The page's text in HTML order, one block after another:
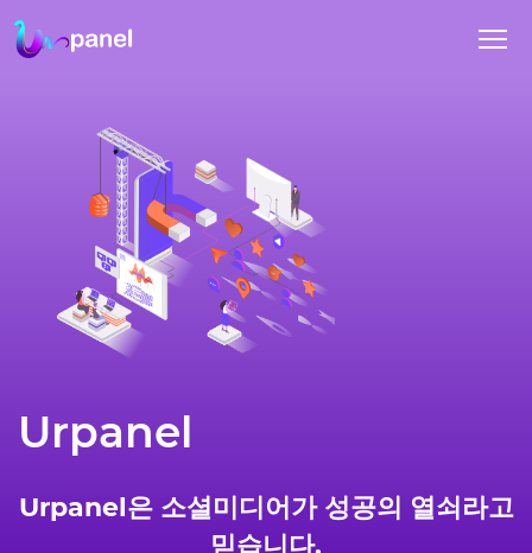
Urpanel
Urpanel은 소셜미디어가 성공의 열쇠라고
믿습니다.